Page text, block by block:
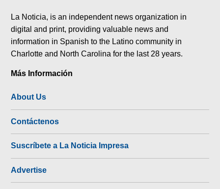
La Noticia, is an independent news organization in
digital and print, providing valuable news and
information in Spanish to the Latino community in
Charlotte and North Carolina for the last 28 years.
Más Información
About Us
Contáctenos
Suscríbete a La Noticia Impresa
Advertise